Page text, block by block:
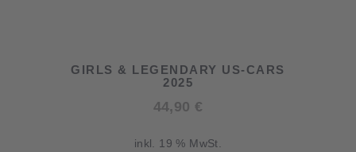
GIRLS & LEGENDARY US-CARS
2025
44,90 €
inkl. 19 % MwSt.